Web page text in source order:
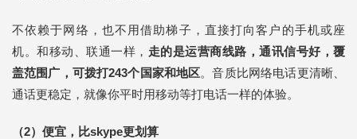
不依赖于网络，也不用借助梯子，直接打向客户的手机或座
机。和移动、联通一样， 走的是运营商线路，通讯信号好，覆
盖范围广，可拨打243个国家和地区。音质比网络电话更清晰、
通话更稳定，就像你平时用移动等打电话一样的体验。
（2）便宜，比skype更划算